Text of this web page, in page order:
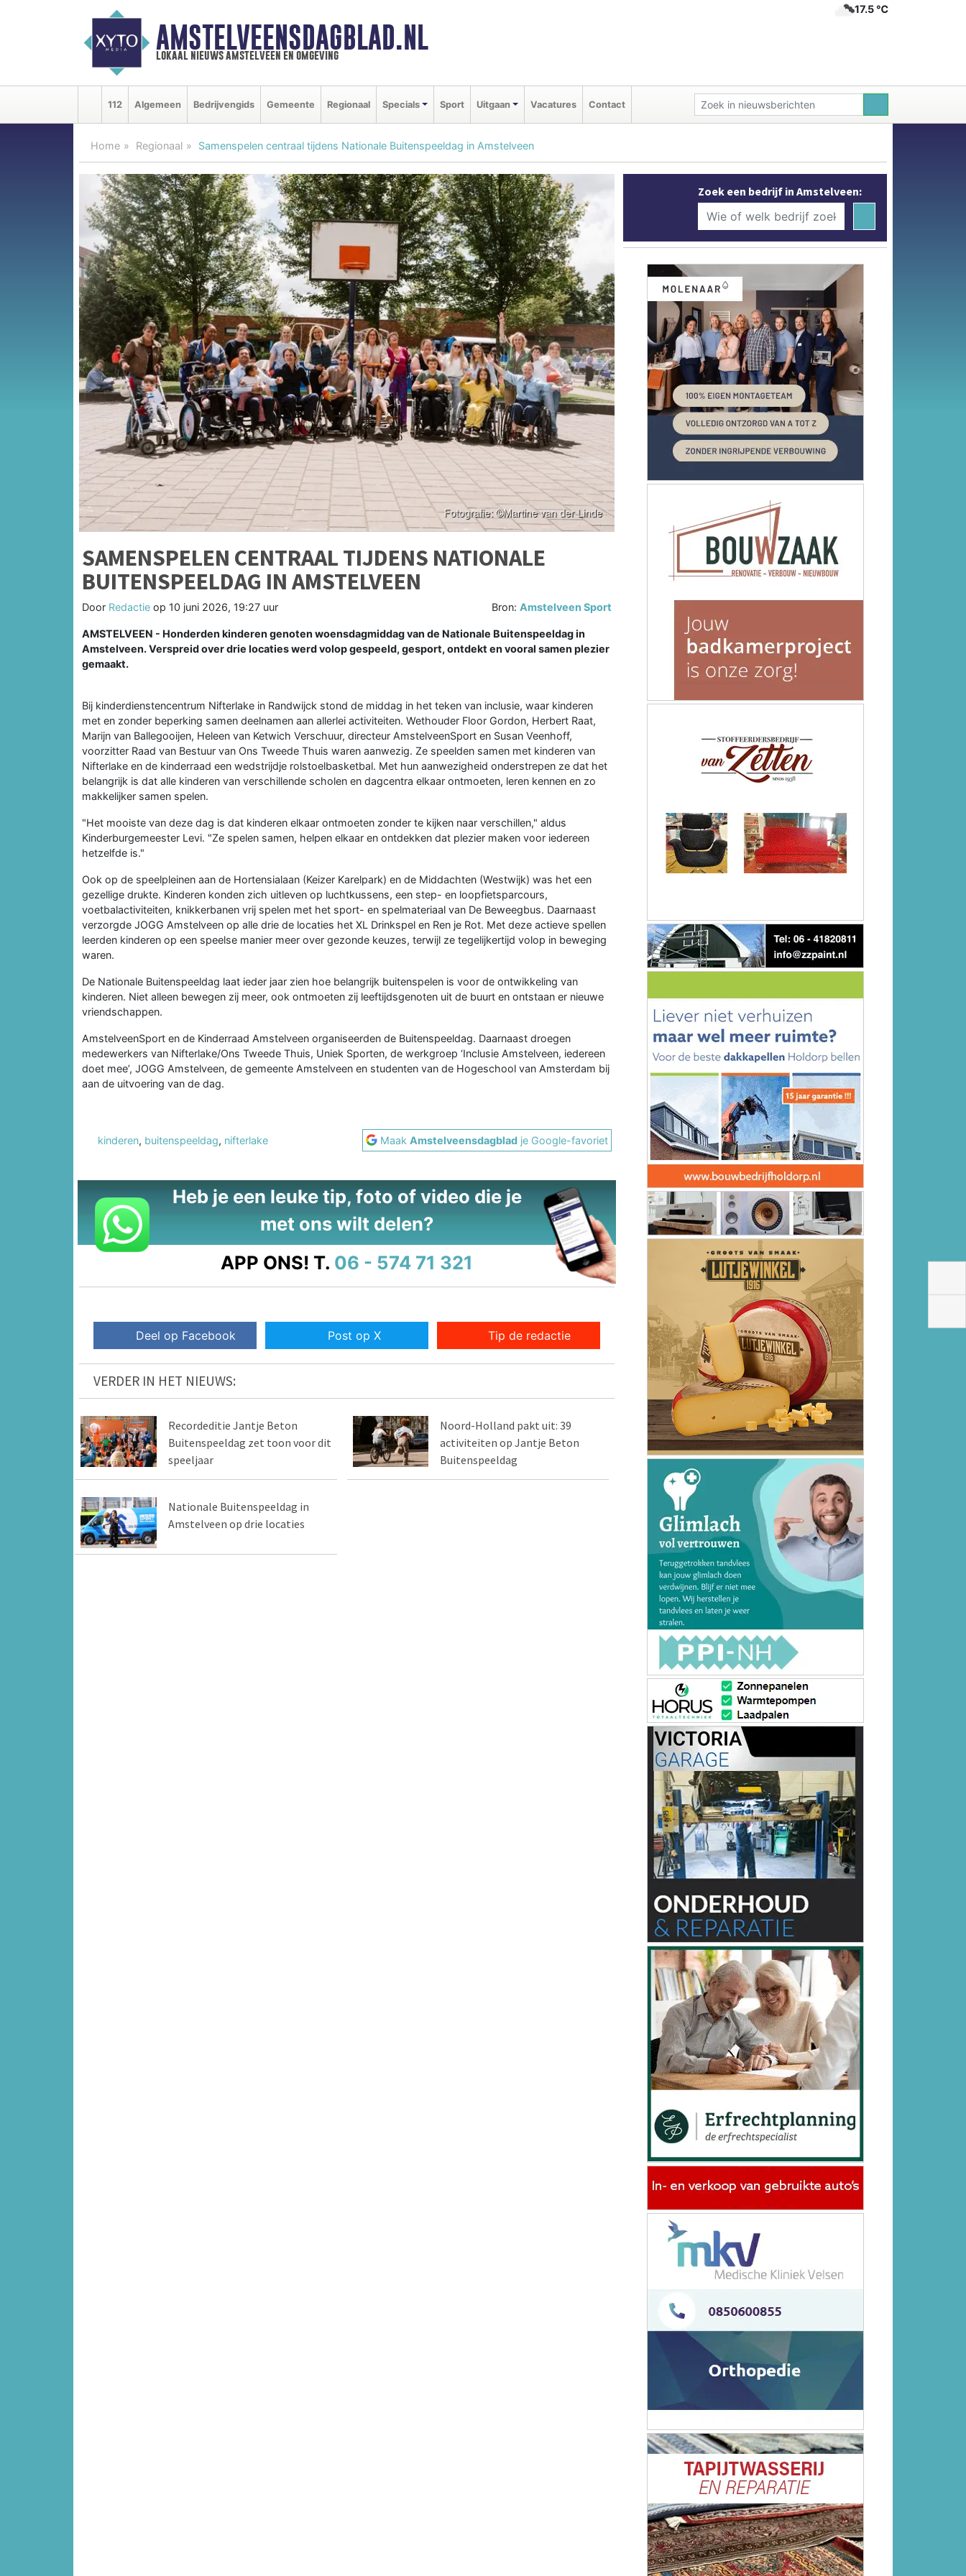
AMSTELVEENSDAGBLAD.NL
lokaal nieuws amstelveen en omgeving
17.5 ℃
112 Algemeen Bedrijvengids Gemeente Regionaal Specials Sport Uitgaan Vacatures Contact
Home Regionaal Samenspelen centraal tijdens Nationale Buitenspeeldag in Amstelveen
SAMENSPELEN CENTRAAL TIJDENS NATIONALE
BUITENSPEELDAG IN AMSTELVEEN
Door Redactie op 10 juni 2026, 19:27 uur Bron:Amstelveen Sport
AMSTELVEEN - Honderden kinderen genoten woensdagmiddag van de Nationale Buitenspeeldag in
Amstelveen. Verspreid over drie locaties werd volop gespeeld, gesport, ontdekt en vooral samen plezier
gemaakt.
Bij kinderdienstencentrum Nifterlake in Randwijck stond de middag in het teken van inclusie, waar kinderen
met en zonder beperking samen deelnamen aan allerlei activiteiten. Wethouder Floor Gordon, Herbert Raat,
Marijn van Ballegooijen, Heleen van Ketwich Verschuur, directeur AmstelveenSport en Susan Veenhoff,
voorzitter Raad van Bestuur van Ons Tweede Thuis waren aanwezig. Ze speelden samen met kinderen van
Nifterlake en de kinderraad een wedstrijdje rolstoelbasketbal. Met hun aanwezigheid onderstrepen ze dat het
belangrijk is dat alle kinderen van verschillende scholen en dagcentra elkaar ontmoeten, leren kennen en zo
makkelijker samen spelen.
"Het mooiste van deze dag is dat kinderen elkaar ontmoeten zonder te kijken naar verschillen," aldus
Kinderburgemeester Levi. "Ze spelen samen, helpen elkaar en ontdekken dat plezier maken voor iedereen
hetzelfde is."
Ook op de speelpleinen aan de Hortensialaan (Keizer Karelpark) en de Middachten (Westwijk) was het een
gezellige drukte. Kinderen konden zich uitleven op luchtkussens, een step- en loopfietsparcours,
voetbalactiviteiten, knikkerbanen vrij spelen met het sport- en spelmateriaal van De Beweegbus. Daarnaast
verzorgde JOGG Amstelveen op alle drie de locaties het XL Drinkspel en Ren je Rot. Met deze actieve spellen
leerden kinderen op een speelse manier meer over gezonde keuzes, terwijl ze tegelijkertijd volop in beweging
waren.
De Nationale Buitenspeeldag laat ieder jaar zien hoe belangrijk buitenspelen is voor de ontwikkeling van
kinderen. Niet alleen bewegen zij meer, ook ontmoeten zij leeftijdsgenoten uit de buurt en ontstaan er nieuwe
vriendschappen.
AmstelveenSport en de Kinderraad Amstelveen organiseerden de Buitenspeeldag. Daarnaast droegen
medewerkers van Nifterlake/Ons Tweede Thuis, Uniek Sporten, de werkgroep ‘Inclusie Amstelveen, iedereen
doet mee’, JOGG Amstelveen, de gemeente Amstelveen en studenten van de Hogeschool van Amsterdam bij
aan de uitvoering van de dag.
kinderen, buitenspeeldag, nifterlake MaakAmstelveensdagblad je Google-favoriet
Heb je een leuke tip, foto of video die je
met ons wilt delen?
APP ONS! T. 06 - 574 71 321
Deel op Facebook Post op X Tip de redactie
VERDER IN HET NIEUWS:
Recordeditie Jantje Beton
Buitenspeeldag zet toon voor dit
speeljaar
Noord-Holland pakt uit: 39
activiteiten op Jantje Beton
Buitenspeeldag
Nationale Buitenspeeldag in
Amstelveen op drie locaties
Zoek een bedrijf in Amstelveen: